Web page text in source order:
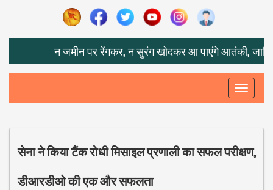
न जमीन पर रेंगकर, न सुरंग खोदकर आ पाएंगे आतंकी,
Toggle
सेना ने किया टैंक रोधी मिसाइल प्रणाली का सफल परीक्षण,
डीआरडीओ की एक और सफलता